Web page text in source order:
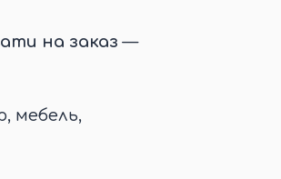
на заказ —
мебель,